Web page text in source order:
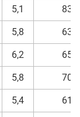
5,1 83
5,8 63
6,2 65
5,8 70
5,4 61